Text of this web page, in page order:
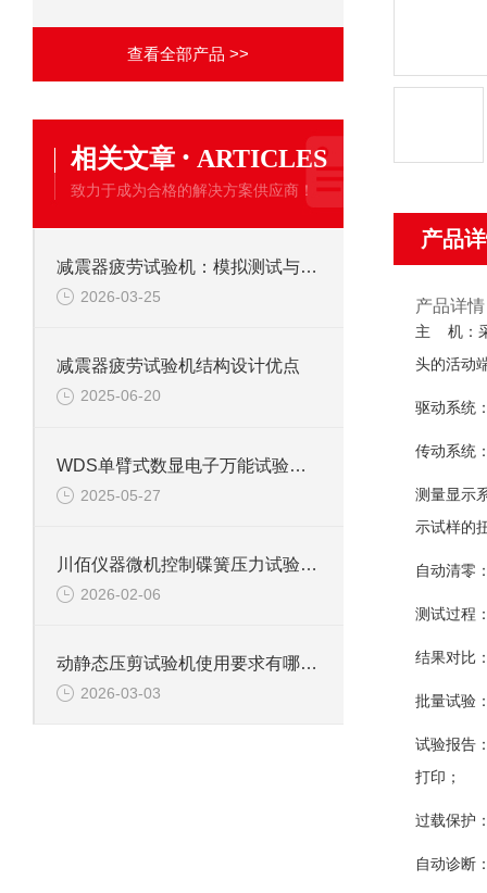
查看全部产品 >>
相关文章 · ARTICLES
致力于成为合格的解决方案供应商！
减震器疲劳试验机：模拟测试与各领域价值凸显
2026-03-25
减震器疲劳试验机结构设计优点
2025-06-20
WDS单臂式数显电子万能试验机：多领域力学性能测试的得力助手
2025-05-27
川佰仪器微机控制碟簧压力试验机高精度维护方案
2026-02-06
动静态压剪试验机使用要求有哪些？
2026-03-03
产品
产品详情
主 机：采
头的活动
驱动系统
传动系统
测量显示
示试样的
自动清零
测试过程
结果对比
批量试验
试验报告
打印；
过载保护
自动诊断